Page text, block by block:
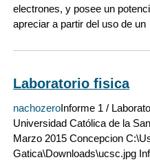
electrones, y posee un
apreciar a partir del uso de un
Laboratorio fisica
nachozeroInforme 1 /
Universidad Católica de la
Marzo 2015 Concepcion
Gatica\Downloads\ucsc.jpg